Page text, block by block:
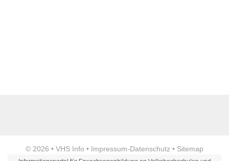
Webseite
© 2026 • VHS Info • Impressum-Datenschutz • Sitemap